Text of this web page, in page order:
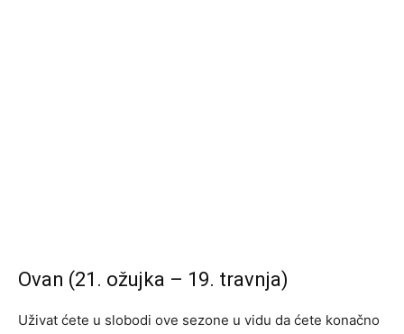
Ovan (21. ožujka – 19. travnja)
Uživat ćete u slobodi ove sezone u vidu da ćete konačno